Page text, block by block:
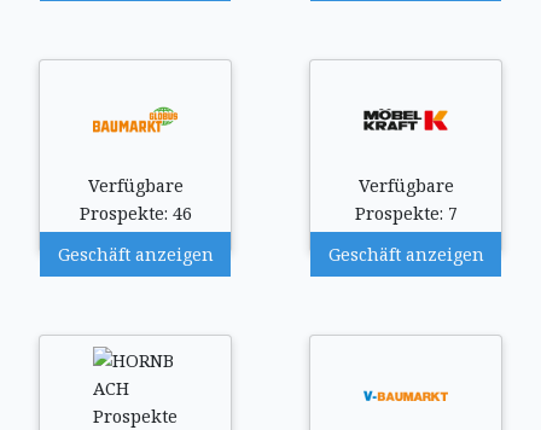
Verfügbare
Prospekte: 46
Geschäft anzeigen
Verfügbare
Prospekte: 7
Geschäft anzeigen